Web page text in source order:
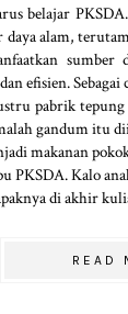
belajar
alam,
sumber
efisien.
pabrik
gandum itu
makanan
PKSDA. Kalo
di akhir
READ